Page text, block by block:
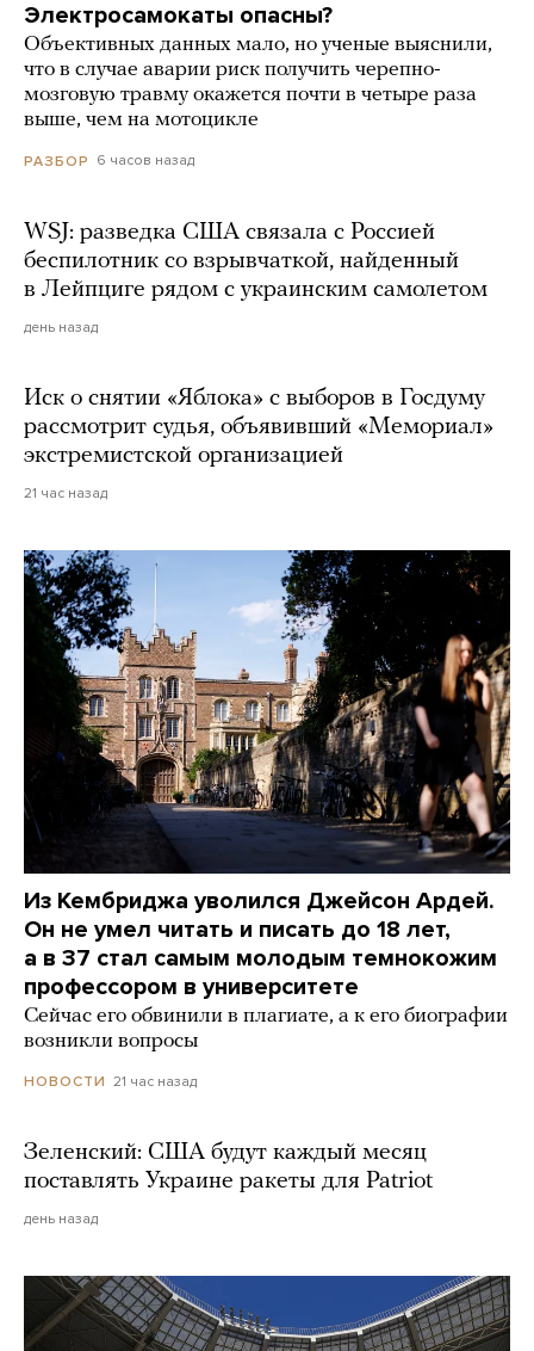
Электросамокаты опасны?
Объективных данных мало, но ученые выяснили,
что в случае аварии риск получить черепно-
мозговую травму окажется почти в четыре раза
выше, чем на мотоцикле
РАЗБОР 6 часов назад
WSJ: разведка США связала с Россией
беспилотник со взрывчаткой, найденный
в Лейпциге рядом с украинским самолетом
день назад
Иск о снятии «Яблока» с выборов в Госдуму
рассмотрит судья, объявивший «Мемориал»
экстремистской организацией
21 час назад
Из Кембриджа уволился Джейсон Ардей.
Он не умел читать и писать до 18 лет,
а в 37 стал самым молодым темнокожим
профессором в университете
Сейчас его обвинили в плагиате, а к его биографии
возникли вопросы
НОВОСТИ 21 час назад
Зеленский: США будут каждый месяц
поставлять Украине ракеты для Patriot
день назад